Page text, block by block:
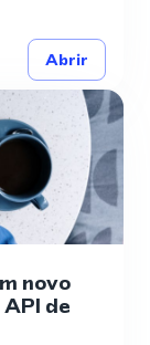
Abrir
novo
de